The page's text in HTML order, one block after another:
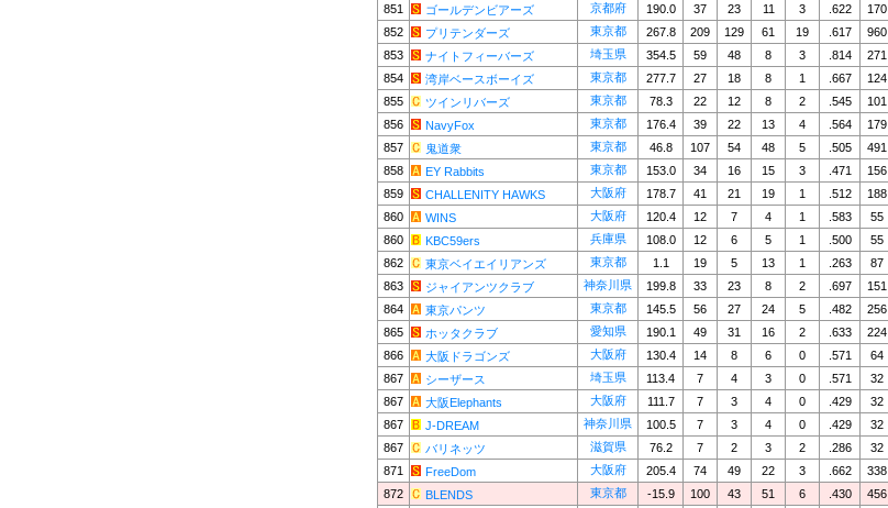
851
ゴールデンビアーズ 京都府 190.0 37 23 11 3 .622 170
852
プリテンダーズ 東京都 267.8 209 129 61 19 .617 960
853
ナイトフィーバーズ 埼玉県 354.5 59 48 8 3 .814 271
854
湾岸ベースボーイズ 東京都 277.7 27 18 8 1 .667 124
855
ツインリバーズ 東京都 78.3 22 12 8 2 .545 101
856
NavyFox 東京都 176.4 39 22 13 4 .564 179
857
鬼道衆 東京都 46.8 107 54 48 5 .505 491
858
EY Rabbits 東京都 153.0 34 16 15 3 .471 156
859
CHALLENITY HAWKS 大阪府 178.7 41 21 19 1 .512 188
860
WINS 大阪府 120.4 12 7 4 1 .583 55
860
KBC59ers 兵庫県 108.0 12 6 5 1 .500 55
862
東京ベイエイリアンズ 東京都 1.1 19 5 13 1 .263 87
863
ジャイアンツクラブ 神奈川県 199.8 33 23 8 2 .697 151
864
東京パンツ 東京都 145.5 56 27 24 5 .482 256
865
ホッタクラブ 愛知県 190.1 49 31 16 2 .633 224
866
大阪ドラゴンズ 大阪府 130.4 14 8 6 0 .571 64
867
シーザース 埼玉県 113.4 7 4 3 0 .571 32
867
大阪Elephants 大阪府 111.7 7 3 4 0 .429 32
867
J-DREAM 神奈川県 100.5 7 3 4 0 .429 32
867
バリネッツ 滋賀県 76.2 7 2 3 2 .286 32
871
FreeDom 大阪府 205.4 74 49 22 3 .662 338
872
BLENDS 東京都 -15.9 100 43 51 6 .430 456